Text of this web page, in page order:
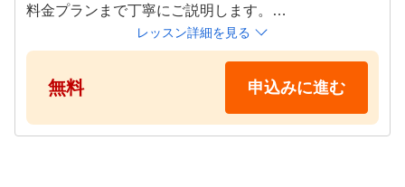
●人気ゴルフクラブが使い放題
大手ゴルフショップチェーン「ゴルフドゥ！」運営だから
こそ、最新モデルや人気モデル、スタッフおすすめクラブ
が使い放題。気になっていたクラブをプライベート空間で
じっくり試せて、気に入ればアプリからお得に購入できま
す。
料金プランまで丁寧にご説明します。
ご不明点があればその場で何でもご相談ください。
初めての方でも安心してスタートできるようガッチリ
サポートいたします。
●施設体験スケジュール
月~日 10:00～20:00
レッスン詳細を見る
無料 申込みに進む